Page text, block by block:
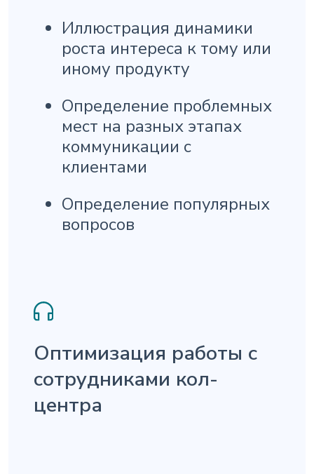
Иллюстрация динамики
роста интереса к тому или
иному продукту
Определение проблемных
мест на разных этапах
коммуникации с
клиентами
Определение популярных
вопросов
Оптимизация работы с
сотрудниками кол-
центра